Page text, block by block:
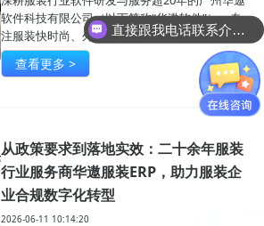
软件科技有限公司（以下简称“华遨软件”），专
注服装快时尚、外贸、生产、定制制服、内衣、
牛仔等细分赛道数字化解决方案，凭借自主核心
技术、完善产品矩阵、权威知识产权资质与上千
家落地案例，成为国内服装ERP与智能供应链管
理领域标杆服务商，持续助力传统服装企业实现
查看更多 >
从政策要求到落地实效：二十余年服装
行业服务商华遨服装ERP，助力服装企
业合规数字化转型
2026-06-11 10:14:20